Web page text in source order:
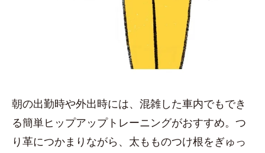
朝の出勤時や外出時には、混雑した車内でもでき
る簡単ヒップアップトレーニングがおすすめ。つ
り革につかまりながら、太もものつけ根をぎゅっ